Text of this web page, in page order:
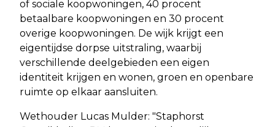
of sociale koopwoningen, 40 procent
betaalbare koopwoningen en 30 procent
overige koopwoningen. De wijk krijgt een
eigentijdse dorpse uitstraling, waarbij
verschillende deelgebieden een eigen
identiteit krijgen en wonen, groen en openbare
ruimte op elkaar aansluiten.
Wethouder Lucas Mulder: "Staphorst